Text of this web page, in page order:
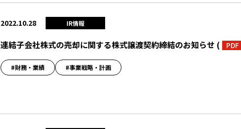
2022.10.28 IR情報
連結子会社株式の売却に関する株式譲渡契約締結のお知らせ ( PDF
#財務・業績 #事業戦略・計画